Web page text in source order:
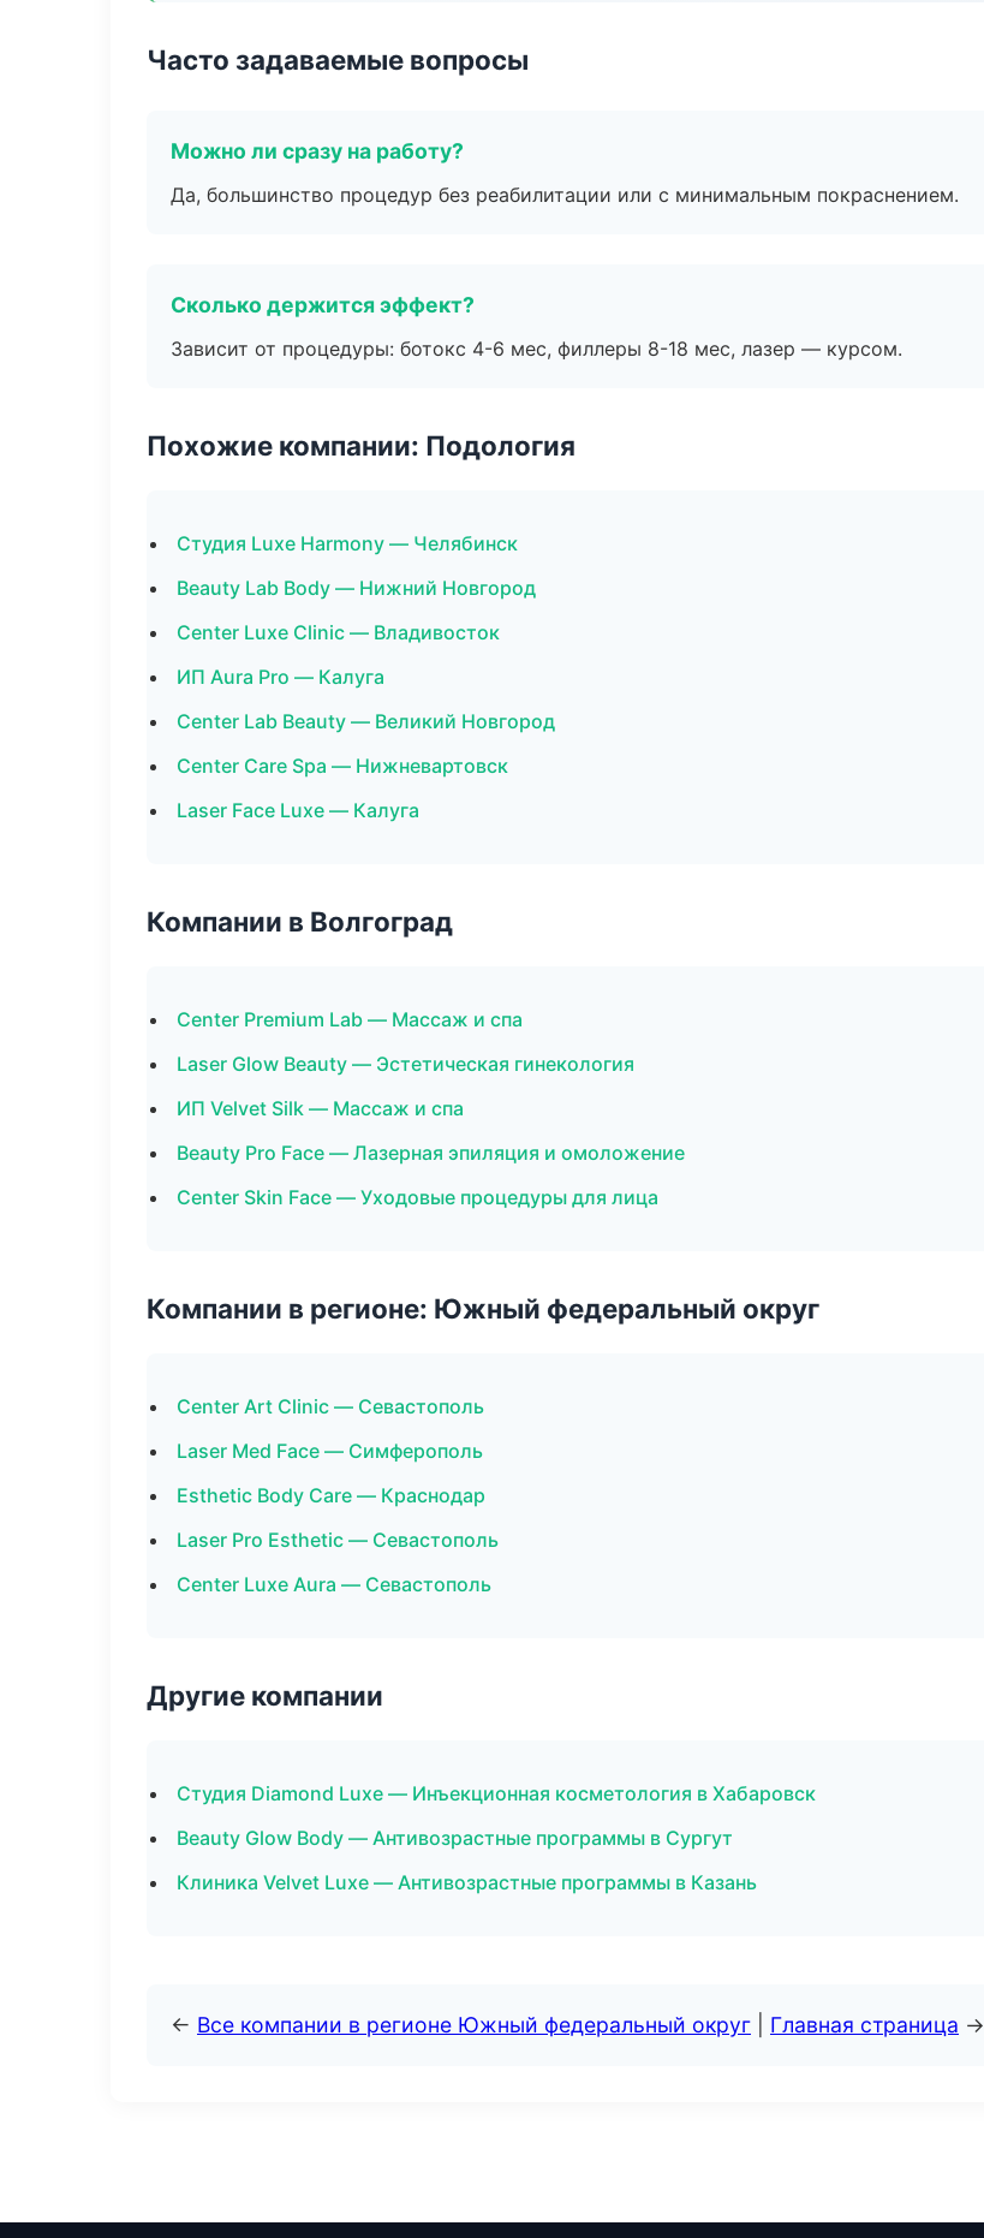
Часто задаваемые вопросы
Можно ли сразу на работу?
Да, большинство процедур без реабилитации или с минимальным покраснением.
Сколько держится эффект?
Зависит от процедуры: ботокс 4-6 мес, филлеры 8-18 мес, лазер — курсом.
Похожие компании: Подология
Студия Luxe Harmony — Челябинск
Beauty Lab Body — Нижний Новгород
Center Luxe Clinic — Владивосток
ИП Aura Pro — Калуга
Center Lab Beauty — Великий Новгород
Center Care Spa — Нижневартовск
Laser Face Luxe — Калуга
Компании в Волгоград
Center Premium Lab — Массаж и спа
Laser Glow Beauty — Эстетическая гинекология
ИП Velvet Silk — Массаж и спа
Beauty Pro Face — Лазерная эпиляция и омоложение
Center Skin Face — Уходовые процедуры для лица
Компании в регионе: Южный федеральный округ
Center Art Clinic — Севастополь
Laser Med Face — Симферополь
Esthetic Body Care — Краснодар
Laser Pro Esthetic — Севастополь
Center Luxe Aura — Севастополь
Другие компании
Студия Diamond Luxe — Инъекционная косметология в Хабаровск
Beauty Glow Body — Антивозрастные программы в Сургут
Клиника Velvet Luxe — Антивозрастные программы в Казань
← Все компании в регионе Южный федеральный округ Главная страница →